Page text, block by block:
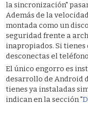
la sincronización"
Además de la
montada como un
seguridad frente a
inapropiados. Si
desconectas el
El único engorro es
desarrollo de Android
tienes ya instaladas
indican en la sección "